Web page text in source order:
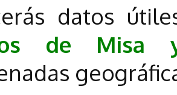
datos
de Misa